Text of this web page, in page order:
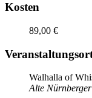
Kosten
89,00 €
Walhalla of
Alte